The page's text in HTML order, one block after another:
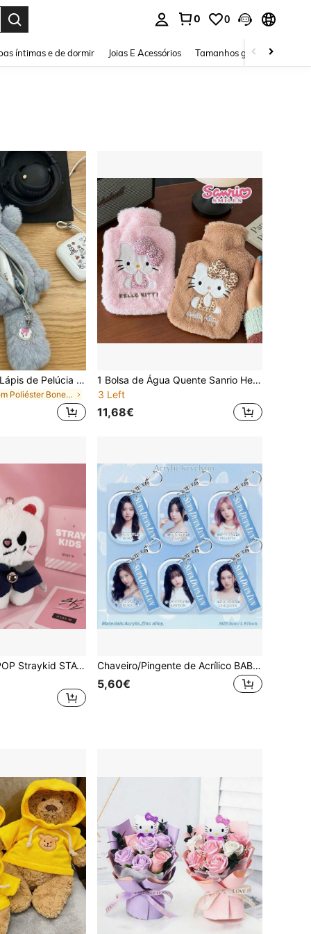
0 0
íntimas e de dormir Joias E Acessórios Tamanhos grandes
1 peça Estojo de Lápis de Pelúcia Gato Cinzento de Grande Capacidade - Estojo de Lápis de Poliéster Macio e Grosso com Fecho de Correr, Design de Desenho Animado Fofo, Perfeito para Armazenamento de Material Escolar e de Escritório, Estojo de Lápis, Bolsa Pequena, Material de Aprendizagem, Material de Escritório, Natal, Halloween, Meia de Presente de Natal, Presente de Halloween, Material de Aprendizagem Fofo
em Poliéster Bonecas adolescentes e coleções de pe
1 Bolsa de Água Quente Sanrio Hello Kitty com Estampa de Leopardo, Revestimento Interno Grosso, Capacidade de 1000ml, Aquece Mãos e Pés, Alto Valor Estético, Essencial para o Inverno, Presente Ideal para as Festas
3 Left
11,68€
Chaveiro SKZ K POP Straykid STAY FM KPP Anime Cartoon SKZ 5'CLOCK com mini pendente MIMI Doll, artigos para festival de música, coleção de fãs, presente de aniversário e Dia dos Namorados
Chaveiro/Pingente de Acrílico BABY/MONSTER, Estilo Coreano, com Arte de Fã, Ahyeon, Asa, Rora, Chiquita, Ruka e Pharita. Decoração Personalizada para Carro/Cartão/Bolsa. Ideal para Homens e Mulheres. Presente Perfeito para Natal, Halloween e Outras Festas.
5,60€